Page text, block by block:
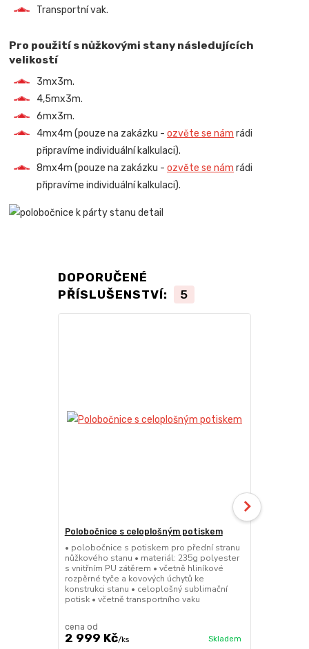
Transportní vak.
Pro použití s nůžkovými stany následujících
velikostí
3mx3m.
4,5mx3m.
6mx3m.
4mx4m (pouze na zakázku -ozvěte se nám rádi
připravíme individuální kalkulaci).
8mx4m (pouze na zakázku -ozvěte se nám rádi
připravíme individuální kalkulaci).
DOPORUČENÉ
PŘÍSLUŠENSTVÍ:
5
Polobočnice s celoplošným potiskem
• polobočnice s potiskem pro přední stranu
nůžkového stanu • materiál: 235g polyester
s vnitřním PU zátěrem • včetně hliníkové
rozpěrné tyče a kovových úchytů ke
konstrukci stanu • celoplošný sublimační
potisk • včetně transportního vaku
cena od
2 999 Kč/ks Skladem